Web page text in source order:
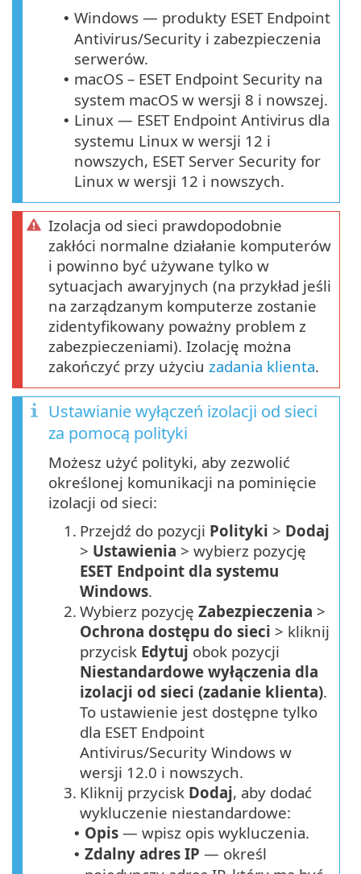
• Windows — produkty ESET Endpoint
Antivirus/Security i zabezpieczenia
serwerów.
• macOS – ESET Endpoint Security na
system macOS w wersji 8 i nowszej.
• Linux — ESET Endpoint Antivirus dla
systemu Linux w wersji 12 i
nowszych, ESET Server Security for
Linux w wersji 12 i nowszych.
Izolacja od sieci prawdopodobnie
zakłóci normalne działanie komputerów
i powinno być używane tylko w
sytuacjach awaryjnych (na przykład jeśli
na zarządzanym komputerze zostanie
zidentyfikowany poważny problem z
zabezpieczeniami). Izolację można
zakończyć przy użyciu zadania klienta.
Ustawianie wyłączeń izolacji od sieci
za pomocą polityki
Możesz użyć polityki, aby zezwolić
określonej komunikacji na pominięcie
izolacji od sieci:
1. Przejdź do pozycji Polityki > Dodaj
> Ustawienia > wybierz pozycję
ESET Endpoint dla systemu
Windows.
2. Wybierz pozycję Zabezpieczenia >
Ochrona dostępu do sieci > kliknij
przycisk Edytuj obok pozycji
Niestandardowe wyłączenia dla
izolacji od sieci (zadanie klienta).
To ustawienie jest dostępne tylko
dla ESET Endpoint
Antivirus/Security Windows w
wersji 12.0 i nowszych.
3. Kliknij przycisk Dodaj, aby dodać
wykluczenie niestandardowe:
• Opis — wpisz opis wykluczenia.
• Zdalny adres IP — określ